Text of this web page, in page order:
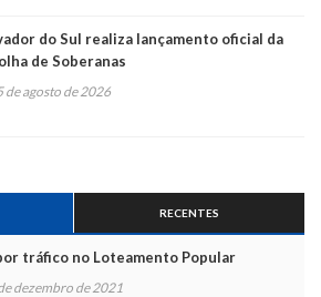
do Sul realiza lançamento oficial da
de Soberanas
de agosto de 2026
RECENTES
tráfico no Loteamento Popular
dezembro de 2021